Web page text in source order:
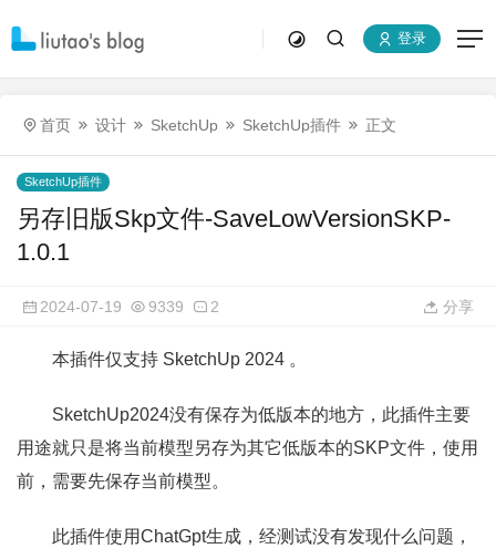
登录
首页 设计 SketchUp SketchUp插件 正文
SketchUp插件
另存旧版Skp文件-SaveLowVersionSKP-
1.0.1
2024-07-19 9339 2 分享
本插件仅支持 SketchUp 2024 。
SketchUp2024没有保存为低版本的地方，此插件主要
用途就只是将当前模型另存为其它低版本的SKP文件，使用
前，需要先保存当前模型。
此插件使用ChatGpt生成，经测试没有发现什么问题，